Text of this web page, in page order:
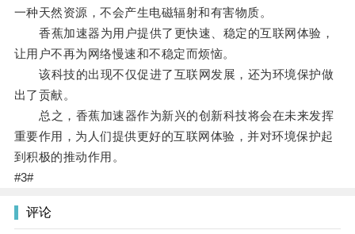
一种天然资源，不会产生电磁辐射和有害物质。
香蕉加速器为用户提供了更快速、稳定的互联网体验，
让用户不再为网络慢速和不稳定而烦恼。
该科技的出现不仅促进了互联网发展，还为环境保护做
出了贡献。
总之，香蕉加速器作为新兴的创新科技将会在未来发挥
重要作用，为人们提供更好的互联网体验，并对环境保护起
到积极的推动作用。
#3#
评论